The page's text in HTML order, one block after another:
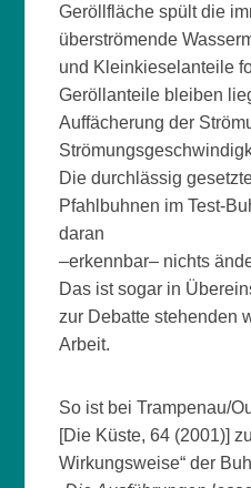
Geröllfläche spült die
überströmende
und Kleinkieselanteile
Geröllanteile bleiben
Auffächerung der
Die durchlässig
Pfahlbuhnen im Test-
daran
–erkennbar– nichts
Das ist sogar in
zur Debatte stehenden
Arbeit.
So ist bei Trampenau/
[Die Küste, 64 (2001)]
Wirkungsweise“ der